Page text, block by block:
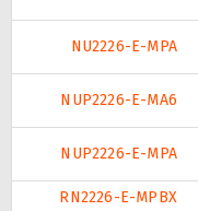
NU2226-E-MPA
NUP2226-E-MA6
NUP2226-E-MPA
RN2226-E-MPBX